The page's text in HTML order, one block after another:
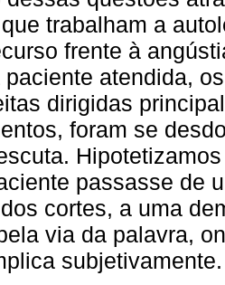
trabalham a
frente à
paciente atendida,
dirigidas
foram se
passasse de
cortes, a uma
via da palavra,
subjetivamente.